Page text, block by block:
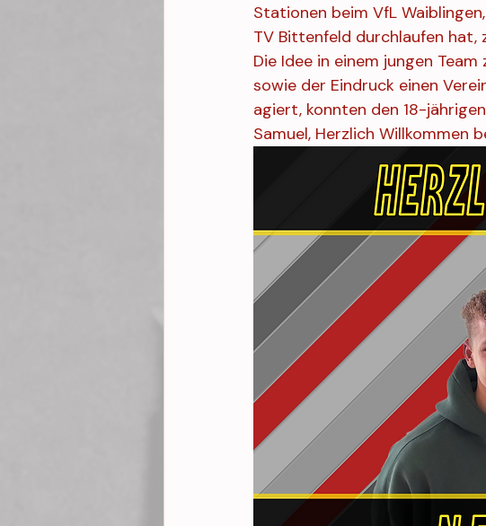
Stationen beim VfL
TV Bittenfeld durchlaufen hat,
Die Idee in einem jungen
sowie der Eindruck einen
agiert, konnten den 18-
Samuel, Herzlich Willkommen